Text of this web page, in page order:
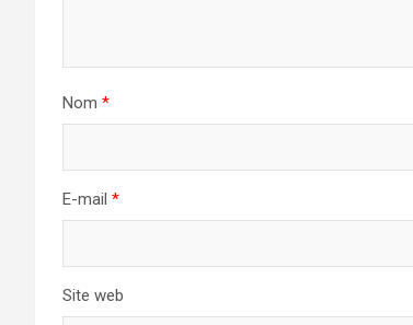
Nom *
E-mail *
Site web